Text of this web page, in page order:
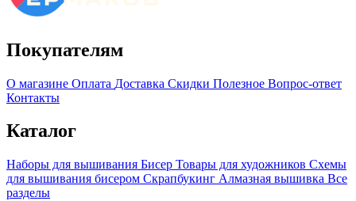
Покупателям
О магазине Оплата Доставка Скидки Полезное Вопрос-ответ
Контакты
Каталог
Наборы для вышивания Бисер Товары для художников Схемы
для вышивания бисером Скрапбукинг Алмазная вышивка Все
разделы